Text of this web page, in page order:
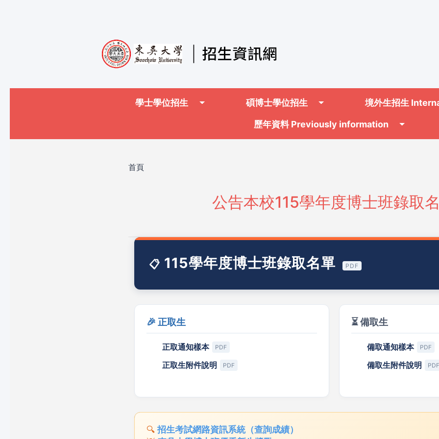
Main navigation
學士學位招生 碩博士學位招生 境外生招生
歷年資料 Previously information
導航連結
首頁
公告本校115學年度博士班錄取
📋 115學年度博士班錄取名單 PDF
🎉 正取生
正取通知樣本 PDF
正取生附件說明 PDF
⏳ 備取生
備取通知樣本 PDF
備取生附件說明 PDF
🔍 招生考試網路資訊系統（查詢成績）